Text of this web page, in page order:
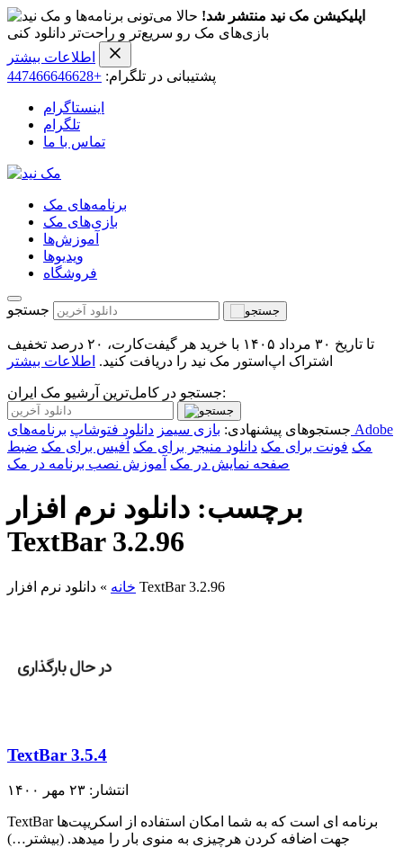
اپلیکیشن مک نید منتشر شد! حالا می‌تونی برنامه‌ها و
بازی‌های مک رو سریع‌تر و راحت‌تر دانلود کنی
اطلاعات بیشتر
پشتیبانی در تلگرام: +447466646628
اینستاگرام
تلگرام
تماس با ما
برنامه‌های مک
بازی‌های مک
آموزش‌ها
ویدیو‌ها
فروشگاه
جستجو
تا تاریخ ۳۰ مرداد ۱۴۰۵ با خرید هر گیفت‌کارت، ۲۰ درصد تخفیف
اشتراک اپ‌استور مک نید را دریافت کنید. اطلاعات بیشتر
جستجو در کامل‌ترین آرشیو مک ایران:
جستجوهای پیشنهادی: بازی سیمز دانلود فتوشاپ برنامه‌های Adobe
مک فونت برای مک دانلود منیجر برای مک آفیس برای مک ضبط
صفحه نمایش در مک آموزش نصب برنامه در مک
برچسب: دانلود نرم افزار
TextBar 3.2.96
خانه » دانلود نرم افزار TextBar 3.2.96
TextBar 3.5.4
انتشار: ۲۳ مهر ۱۴۰۰
TextBar برنامه ای است که به شما امکان استفاده از اسکریپت‌ها
جهت اضافه کردن هرچیزی به منوی بار را میدهد. (بیشتر…)